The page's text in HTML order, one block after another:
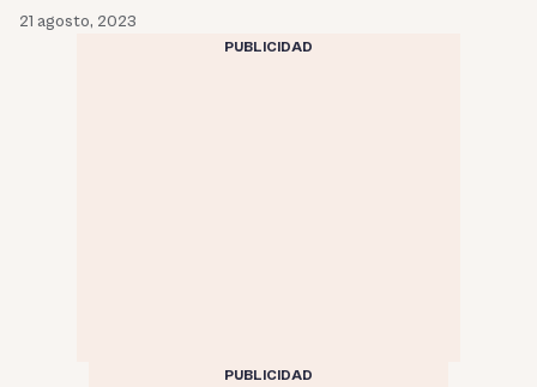
21 agosto, 2023
PUBLICIDAD
PUBLICIDAD